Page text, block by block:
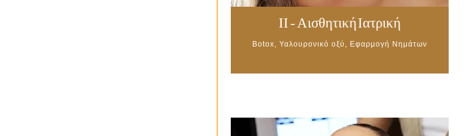
II - Αισθητική Ιατρική
Botox, Υαλουρονικό οξύ, Εφαρμογή Νημάτων